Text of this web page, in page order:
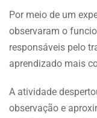
Por meio de um
observaram o
responsáveis pelo
aprendizado mais
A atividade
observação e